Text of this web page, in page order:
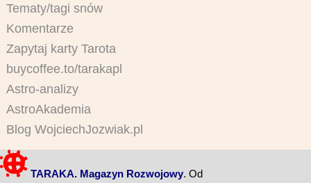
Tematy/tagi snów
Komentarze
Zapytaj karty Tarota
buycoffee.to/tarakapl
Astro-analizy
AstroAkademia
Blog WojciechJozwiak.pl
TARAKA. Magazyn Rozwojowy. Od